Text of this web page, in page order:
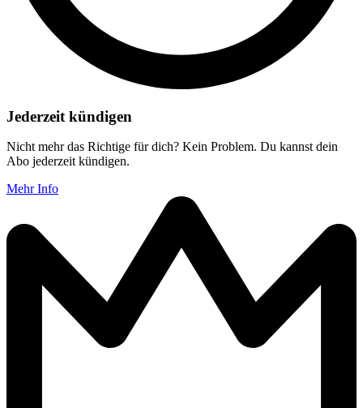
Jederzeit kündigen
Nicht mehr das Richtige für dich? Kein Problem. Du kannst dein
Abo jederzeit kündigen.
Mehr Info